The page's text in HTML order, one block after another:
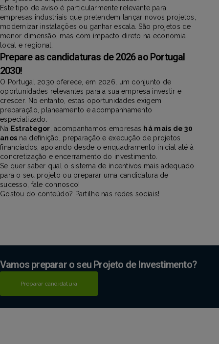
Este tipo de aviso é particularmente relevante para
empresas industriais que pretendem lançar novos projetos,
modernizar instalações ou ganhar escala. São projetos de
menor dimensão, mas com impacto direto na economia
local e regional.
Prepare as candidaturas de 2026 ao Portugal
2030!
O Portugal 2030 oferece, em 2026, um conjunto de
oportunidades relevantes para a sua empresa investir e
crescer. No entanto, estas oportunidades exigem
preparação, planeamento e acompanhamento
especializado.
Na Estrategor , acompanhamos empresas há mais de 30
anos na definição, preparação e execução de projetos
financiados, apoiando desde o enquadramento inicial até à
concretização e encerramento do investimento.
Se quer saber qual o sistema de incentivos mais adequado
para o seu projeto ou preparar uma candidatura de
sucesso, fale connosco!
Gostou do conteúdo? Partilhe nas redes sociais!
Vamos preparar o seu Projeto de Investimento?
Preparar candidatura